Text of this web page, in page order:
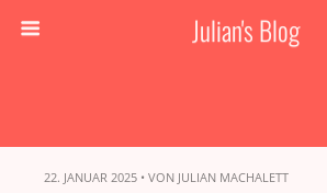
Julian's Blog
22. JANUAR 2025 • VON JULIAN MACHALETT